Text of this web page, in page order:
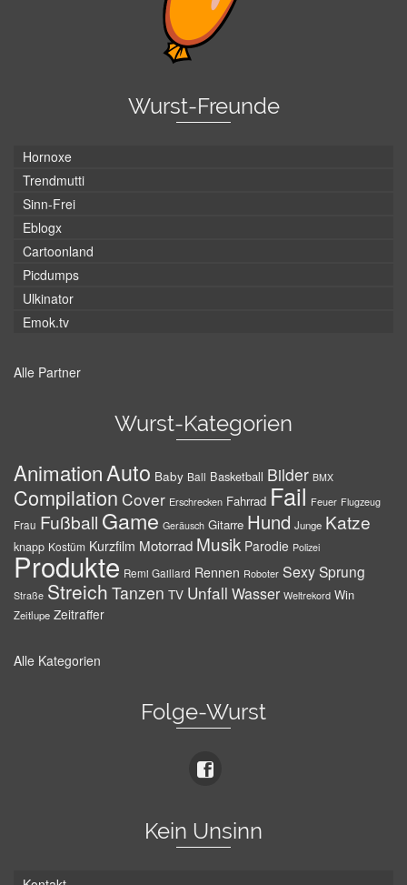
Wurst-Freunde
Hornoxe
Trendmutti
Sinn-Frei
Eblogx
Cartoonland
Picdumps
Ulkinator
Emok.tv
Alle Partner
Wurst-Kategorien
AnimationAuto Baby Ball Basketball Bilder BMX
Compilation Cover Erschrecken Fahrrad Fail Feuer Flugzeug
Frau Fußball Game Geräusch Gitarre Hund Junge Katze
knapp Kostüm Kurzfilm Motorrad Musik Parodie Polizei
Produkte Remi Gaillard Rennen Roboter SexySprung
Straße Streich Tanzen TV Unfall Wasser Weltrekord Win
Zeitlupe Zeitraffer
Alle Kategorien
Folge-Wurst
Kein Unsinn